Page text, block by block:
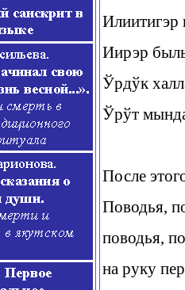
Илиитигэр
Иирэр
Ўрдўк
Ўрўт
После
Поводья,
поводья,
на руку